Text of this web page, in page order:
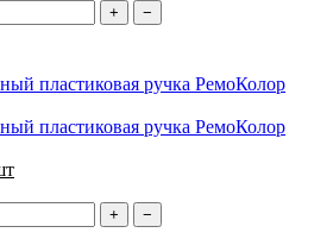
+
−
пластиковая ручка РемоКолор
пластиковая ручка РемоКолор
+
−